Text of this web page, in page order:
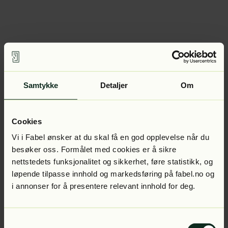
Samtykke Detaljer Om
Cookies
Vi i Fabel ønsker at du skal få en god opplevelse når du
besøker oss. Formålet med cookies er å sikre
nettstedets funksjonalitet og sikkerhet, føre statistikk, og
løpende tilpasse innhold og markedsføring på fabel.no og
i annonser for å presentere relevant innhold for deg.